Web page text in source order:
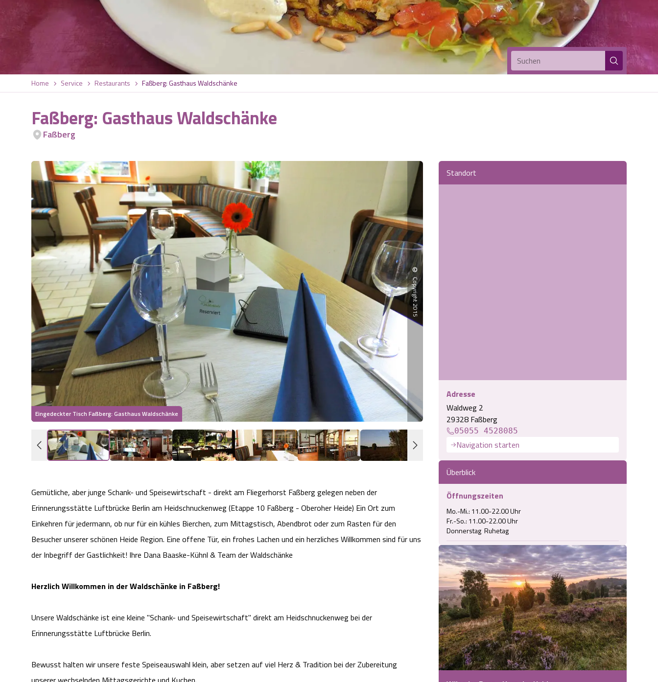
Suchen
Home Service Restaurants Faßberg: Gasthaus Waldschänke
Faßberg: Gasthaus Waldschänke
Faßberg
Eingedeckter Tisch Faßberg: Gasthaus Waldschänke
©
Copyright 2015
Theke Faßberg: Gasthaus Waldschänke
Gemütliche, aber junge Schank- und Speisewirtschaft - direkt am Fliegerhorst Faßberg gelegen neben der
Erinnerungsstätte Luftbrücke Berlin am Heidschnuckenweg (Etappe 10 Faßberg - Oberoher Heide) Ein Ort zum
Einkehren für jedermann, ob nur für ein kühles Bierchen, zum Mittagstisch, Abendbrot oder zum Rasten für den
Besucher unserer schönen Heide Region. Eine offene Tür, ein frohes Lachen und ein herzliches Willkommen sind für uns
der Inbegriff der Gastlichkeit! Ihre Dana Baaske-Kühnl & Team der Waldschänke
Herzlich Willkommen in der Waldschänke in Faßberg!
Unsere Waldschänke ist eine kleine "Schank- und Speisewirtschaft" direkt am Heidschnuckenweg bei der
Erinnerungsstätte Luftbrücke Berlin.
Bewusst halten wir unsere feste Speiseauswahl klein, aber setzen auf viel Herz & Tradition bei der Zubereitung
Standort
Adresse
Waldweg 2
29328 Faßberg
05055 4528085
Navigation starten
Überblick
Öffnungszeiten
Mo.-Mi.: 11.00-22.00 Uhr
Fr.-So.: 11.00-22.00 Uhr
Donnerstag  Ruhetag